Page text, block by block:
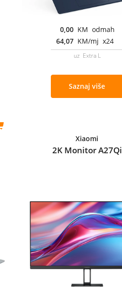
0,00 KM odmah
64,07 KM/mj x24
uz Extra L
Saznaj više
Xiaomi
2K Monitor A27Qi